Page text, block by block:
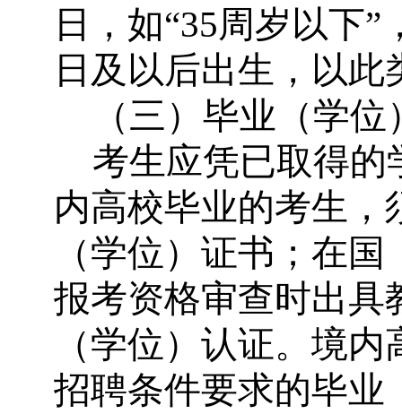
日，如“35周岁以下”
日及以后出生，以此
（三）毕业（学
考生应凭已取得
内高校毕业的考生
（学位）证书；在
报考资格审查时出具
（学位）认证。境内
招聘条件要求的毕业